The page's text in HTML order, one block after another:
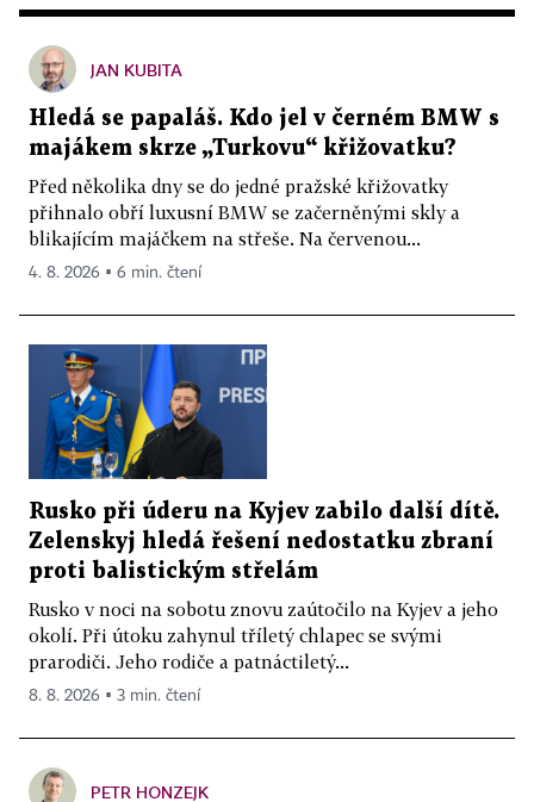
JAN KUBITA
Hledá se papaláš. Kdo jel v černém BMW s
majákem skrze „Turkovu“ křižovatku?
Před několika dny se do jedné pražské křižovatky
přihnalo obří luxusní BMW se začerněnými skly a
blikajícím majáčkem na střeše. Na červenou...
4. 8. 2026 ▪ 6 min. čtení
Rusko při úderu na Kyjev zabilo další dítě.
Zelenskyj hledá řešení nedostatku zbraní
proti balistickým střelám
Rusko v noci na sobotu znovu zaútočilo na Kyjev a jeho
okolí. Při útoku zahynul tříletý chlapec se svými
prarodiči. Jeho rodiče a patnáctiletý...
8. 8. 2026 ▪ 3 min. čtení
PETR HONZEJK